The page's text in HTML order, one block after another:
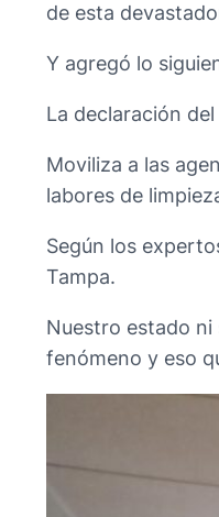
de esta
Y agregó lo
La declaración
Moviliza a las
labores de
Según los
Tampa.
Nuestro estado ni
fenómeno y eso